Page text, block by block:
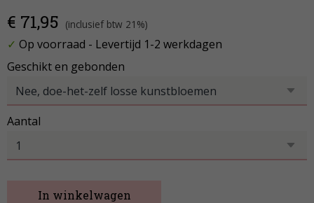
€ 71,95 (inclusief btw 21%)
✓ Op voorraad - Levertijd 1-2 werkdagen
Geschikt en gebonden
Aantal
In winkelwagen